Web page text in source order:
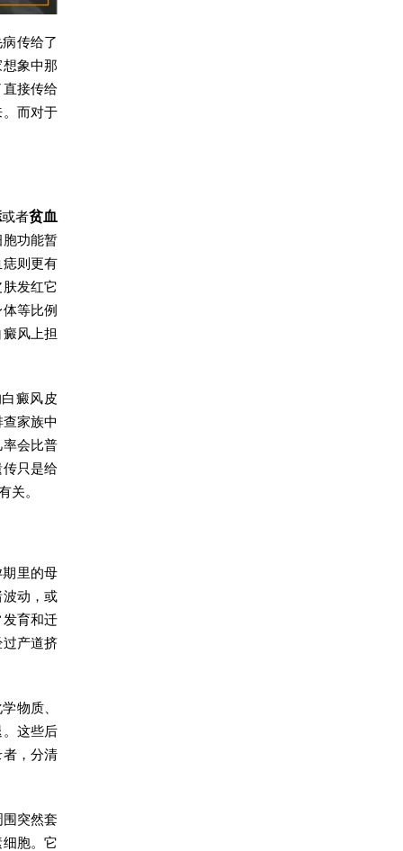
传给了
象中那
接传给
而对于
或者贫血
功能暂
则更有
发红它
等比例
风上担
癜风皮
家族中
会比普
只是给
关。
里的母
动，或
育和迁
产道挤
物质、
这些后
，分清
突然套
胞。它